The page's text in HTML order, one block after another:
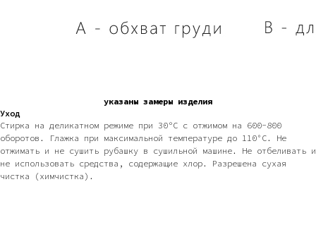
указаны замеры изделия
Уход
Стирка на деликатном режиме при 30ºC с отжимом на 600-800
оборотов. Глажка при максимальной температуре до 110°С. Не
отжимать и не сушить рубашку в сушильной машине. Не отбеливать и
не использовать средства, содержащие хлор. Разрешена сухая
чистка (химчистка).